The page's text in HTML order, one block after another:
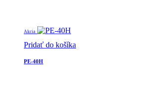
Akcia
Pridať do košíka
PE-40H